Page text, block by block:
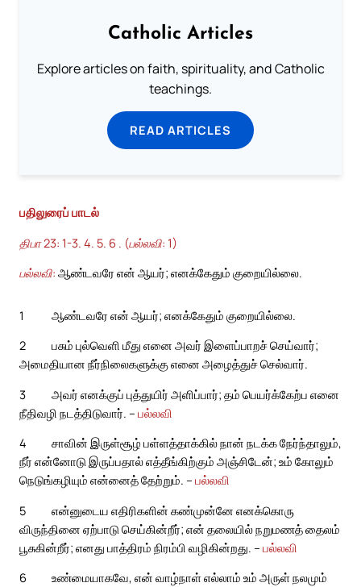
Catholic Articles
Explore articles on faith, spirituality, and Catholic
teachings.
READ ARTICLES
பதிலுரைப் பாடல்
திபா 23: 1-3. 4. 5. 6 . (பல்லவி: 1)
பல்லவி: ஆண்டவரே என் ஆயர்; எனக்கேதும் குறையில்லை.
1
ஆண்டவரே என் ஆயர்; எனக்கேதும் குறையில்லை.
2
பசும் புல்வெளி மீது எனை அவர் இளைப்பாறச் செய்வார்;
அமைதியான நீர்நிலைகளுக்கு எனை அழைத்துச் செல்வார்.
3
அவர் எனக்குப் புத்துயிர் அளிப்பார்; தம் பெயர்க்கேற்ப எனை
நீதிவழி நடத்திடுவார். – பல்லவி
4
சாவின் இருள்சூழ் பள்ளத்தாக்கில் நான் நடக்க நேர்ந்தாலும்,
நீர் என்னோடு இருப்பதால் எத்தீங்கிற்கும் அஞ்சிடேன்; உம் கோலும்
நெடுங்கழியும் என்னைத் தேற்றும். – பல்லவி
5
என்னுடைய எதிரிகளின் கண்முன்னே எனக்கொரு
விருந்தினை ஏற்பாடு செய்கின்றீர்; என் தலையில் நறுமணத் தைலம்
பூசுகின்றீர்; எனது பாத்திரம் நிரம்பி வழிகின்றது. – பல்லவி
6
உண்மையாகவே, என் வாழ்நாள் எல்லாம் உம் அருள் நலமும்